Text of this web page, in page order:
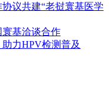
议共建“老挝寰基医学
基洽谈合作
力HPV检测普及